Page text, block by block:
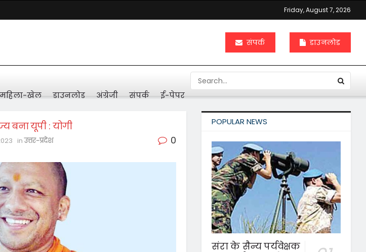
Friday, August 7, 2026
संपर्क डाउनलोड
महिला-खेल डाउनलोड अंग्रेजी संपर्क ई-पेपर
बना यूपी : योगी
in उत्तर-प्रदेश 0
POPULAR NEWS
संरा के सैन्य पर्यवेक्षक